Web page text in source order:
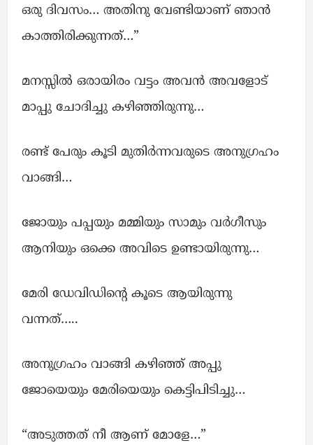
ഒരു ദിവസം… അതിനു വേണ്ടിയാണ് ഞാന്‍
കാത്തിരിക്കുന്നത്…”
മനസ്സിൽ ഒരായിരം വട്ടം അവന്‍ അവളോട്
മാപ്പു ചോദിച്ചു കഴിഞ്ഞിരുന്നു…
രണ്ട് പേരും കൂടി മുതിര്‍ന്നവരുടെ അനുഗ്രഹം
വാങ്ങി…
ജോയും പപ്പയും മമ്മിയും സാമും വര്‍ഗീസും
ആനിയും ഒക്കെ അവിടെ ഉണ്ടായിരുന്നു…
മേരി ഡേവിഡിന്റെ കൂടെ ആയിരുന്നു
വന്നത്…..
അനുഗ്രഹം വാങ്ങി കഴിഞ്ഞ് അപ്പു
ജോയെയും മേരിയെയും കെട്ടിപിടിച്ചു…
“അടുത്തത് നീ ആണ് മോളേ…”